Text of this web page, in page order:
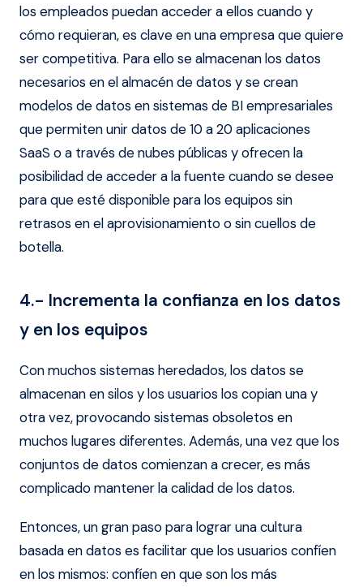
los empleados puedan acceder a ellos cuando y
cómo requieran, es clave en una empresa que quiere
ser competitiva. Para ello se almacenan los datos
necesarios en el almacén de datos y se crean
modelos de datos en sistemas de BI empresariales
que permitenunir datos de 10 a 20 aplicaciones
SaaS o a través de nubes públicas y ofrecen la
posibilidad deacceder a la fuente cuando se desee
para que esté disponible para los equipos sin
retrasos en el aprovisionamiento o sin cuellos de
botella.
4.- Incrementa la confianza en los datos
y en los equipos
Con muchos sistemas heredados, los datos se
almacenan en silos y los usuarios los copian una y
otra vez, provocando sistemas obsoletos en
muchos lugares diferentes. Además, una vez que los
conjuntos de datos comienzan a crecer, es más
complicado mantener la calidad de los datos.
Entonces, un gran paso para lograr una cultura
basada en datos es facilitar que los usuarios confíen
en los mismos: confíen en que son los más